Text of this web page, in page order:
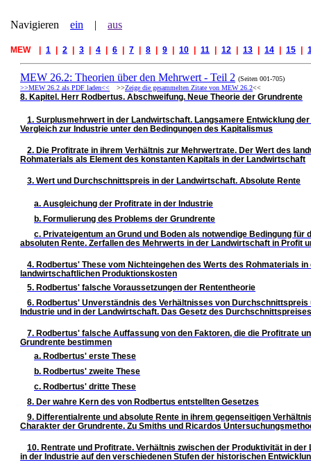
Navigieren ein | aus
MEW | 1 2 3 4 6 7 8 9 10 11 12 13 14 15
MEW 26.2: Theorien über den Mehrwert - Teil 2 (Seiten 001-705)
>>MEW 26.2 als PDF laden<< >>Zeige die gesammelten Zitate von MEW 26.2<<
8. Kapitel. Herr Rodbertus. Abschweifung. Neue Theorie der Grundrente
1. Surplusmehrwert in der Landwirtschaft. Langsamere Entwicklung
Vergleich zur Industrie unter den Bedingungen des Kapitalismus
2. Die Profitrate in ihrem Verhältnis zur Mehrwertrate. Der Wert des
Rohmaterials als Element des konstanten Kapitals in der Landwirtschaft
3. Wert und Durchschnittspreis in der Landwirtschaft. Absolute Rente
a. Ausgleichung der Profitrate in der Industrie
b. Formulierung des Problems der Grundrente
c. Privateigentum an Grund und Boden als notwendige Bedingung für
absoluten Rente. Zerfallen des Mehrwerts in der Landwirtschaft in Profit
4. Rodbertus' These vom Nichteingehen des Werts des Rohmaterials in
landwirtschaftlichen Produktionskosten
5. Rodbertus' falsche Voraussetzungen der Rententheorie
6. Rodbertus' Unverständnis des Verhältnisses von Durchschnittspreis
Industrie und in der Landwirtschaft. Das Gesetz des Durchschnittspreises
7. Rodbertus' falsche Auffassung von den Faktoren, die die Profitrate
Grundrente bestimmen
a. Rodbertus' erste These
b. Rodbertus' zweite These
c. Rodbertus' dritte These
8. Der wahre Kern des von Rodbertus entstellten Gesetzes
9. Differentialrente und absolute Rente in ihrem gegenseitigen
Charakter der Grundrente. Zu Smiths und Ricardos
10. Rentrate und Profitrate. Verhältnis zwischen der Produktivität in der
in der Industrie auf den verschiedenen Stufen der historischen